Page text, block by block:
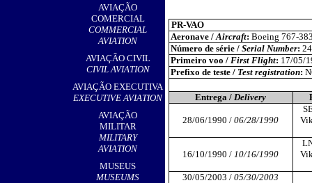
AVIAÇÃO
COMERCIAL
COMMERCIAL
AVIATION
AVIAÇÃO CIVIL
CIVIL AVIATION
AVIAÇÃO EXECUTIVA
EXECUTIVE AVIATION
AVIAÇÃO
MILITAR
MILITARY
AVIATION
MUSEUS
MUSEUMS
PR-VAO
Aeronave /Aircraft: Boeing 767-
Número de série / Serial Number:
Primeiro voo / First Flight: 17/05/
Prefixo de teste /Test registration:
Entrega / Delivery
28/06/1990 / 06/28/1990
16/10/1990 / 10/16/1990
30/05/2003 / 05/30/2003